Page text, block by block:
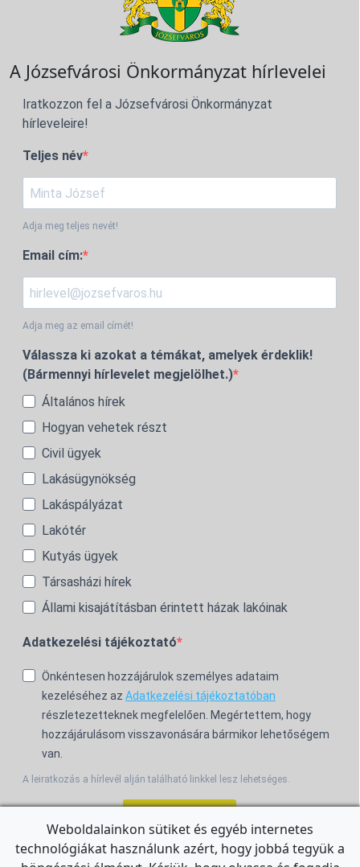
A Józsefvárosi Önkormányzat hírlevelei
Iratkozzon fel a Józsefvárosi Önkormányzat
hírleveleire!
Teljes név
Adja meg teljes nevét!
Email cím:
Adja meg az email címét!
Válassza ki azokat a témákat, amelyek érdeklik!
(Bármennyi hírlevelet megjelölhet.)
Általános hírek
Hogyan vehetek részt
Civil ügyek
Lakásügynökség
Lakáspályázat
Lakótér
Kutyás ügyek
Társasházi hírek
Állami kisajátításban érintett házak lakóinak
Adatkezelési tájékoztató
Önkéntesen hozzájárulok személyes adataim
kezeléséhez az Adatkezelési tájékoztatóban
részletezetteknek megfelelően. Megértettem, hogy
hozzájárulásom visszavonására bármikor lehetőségem
van.
A leiratkozás a hírlevél alján található linkkel lesz lehetséges.
For the English Newsletter, clickHERE.
Weboldalainkon sütiket és egyéb internetes
technológiákat használunk azért, hogy jobbá tegyük a